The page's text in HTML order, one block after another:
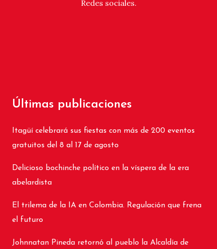
Redes sociales.
Últimas publicaciones
Itagüí celebrará sus fiestas con más de 200 eventos
gratuitos del 8 al 17 de agosto
Delicioso bochinche político en la víspera de la era
abelardista
El trilema de la IA en Colombia. Regulación que frena
el futuro
Johnnatan Pineda retornó al pueblo la Alcaldía de